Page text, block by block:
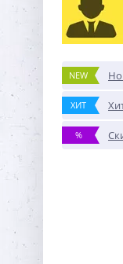
NEW
ХИТ
%